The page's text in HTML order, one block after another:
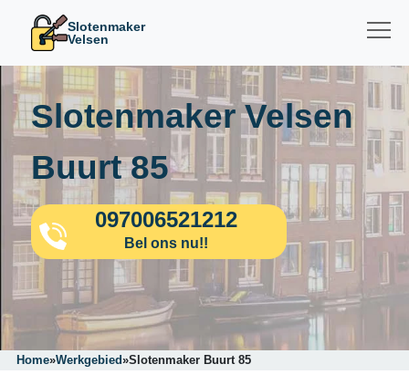
Slotenmaker
Velsen
Slotenmaker Velsen
Buurt 85
097006521212
Bel ons nu!!
Home»Werkgebied»Slotenmaker Buurt 85